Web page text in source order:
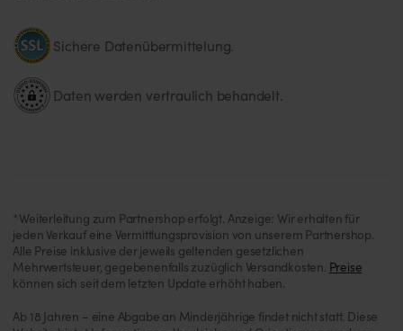
Sichere Datenübermittelung.
Daten werden vertraulich behandelt.
*Weiterleitung zum Partnershop erfolgt. Anzeige: Wir erhalten für
jeden Verkauf eine Vermittlungsprovision von unserem Partnershop.
Alle Preise inklusive der jeweils geltenden gesetzlichen
Mehrwertsteuer, gegebenenfalls zuzüglich Versandkosten. Preise
können sich seit dem letzten Update erhöht haben.
Ab 18 Jahren – eine Abgabe an Minderjährige findet nicht statt. Diese